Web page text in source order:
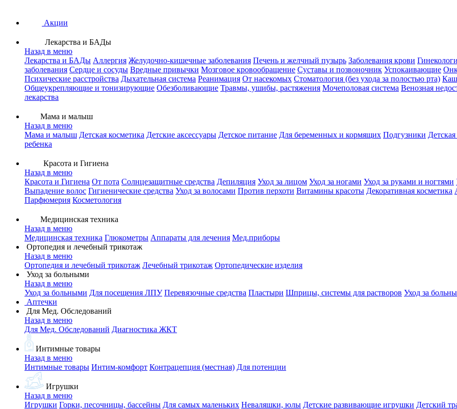
Акции
Лекарства и БАДы
Назад в меню
Лекарства и БАДы Аллергия Желудочно-кишечные заболевания Печень и желчный пузырь Заболевания крови
заболевания Сердце и сосуды Вредные привычки Мозговое кровообращение Суставы и позвоночник Успокаивающие
Психические расстройства Дыхательная система Реанимация От насекомых Стоматология (без ухода за полостью рта)
Общеукрепляющие и тонизирующие Обезболивающие Травмы, ушибы, растяжения Мочеполовая система Венозная
лекарства
Мама и малыш
Назад в меню
Мама и малыш Детская косметика Детские аксессуары Детское питание Для беременных и кормящих Подгузники
ребенка
Красота и Гигиена
Назад в меню
Красота и Гигиена От пота Солнцезащитные средства Депиляция Уход за лицом Уход за ногами Уход за руками и ногтями
Выпадение волос Гигиенические средства Уход за волосами Против перхоти Витамины красоты Декоративная косметика
Парфюмерия Косметология
Медицинская техника
Назад в меню
Медицинская техника Глюкометры Аппараты для лечения Мед.приборы
Ортопедия и лечебный трикотаж
Назад в меню
Ортопедия и лечебный трикотаж Лечебный трикотаж Ортопедические изделия
Уход за больными
Назад в меню
Уход за больными Для посещения ЛПУ Перевязочные средства Пластыри Шприцы, системы для растворов Уход за
Аптечки
Для Мед. Обследований
Назад в меню
Для Мед. Обследований Диагностика ЖКТ
Интимные товары
Назад в меню
Интимные товары Интим-комфорт Контрацепция (местная) Для потенции
Игрушки
Назад в меню
Игрушки Горки, песочницы, бассейны Для самых маленьких Неваляшки, юлы Детские развивающие игрушки Детский